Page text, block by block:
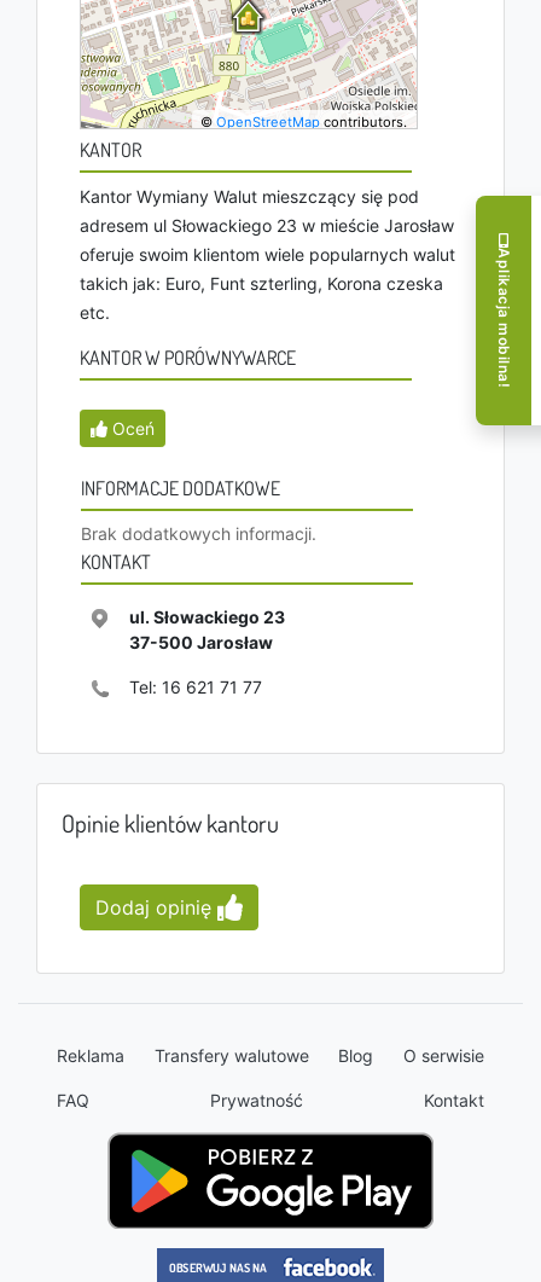
©OpenStreetMap contributors.
KANTOR
Kantor Wymiany Walut mieszczący się pod
adresem ul Słowackiego 23 w mieście Jarosław
oferuje swoim klientom wiele popularnych walut
takich jak: Euro, Funt szterling, Korona czeska
etc.
KANTOR W PORÓWNYWARCE
Oceń
INFORMACJE DODATKOWE
Brak dodatkowych informacji.
KONTAKT
ul. Słowackiego 23
37-500 Jarosław
Tel: 16 621 71 77
Opinie klientów kantoru
Dodaj opinię
Reklama Transfery walutowe Blog O serwisie
FAQ Prywatność Kontakt
Aplikacja mobilna!